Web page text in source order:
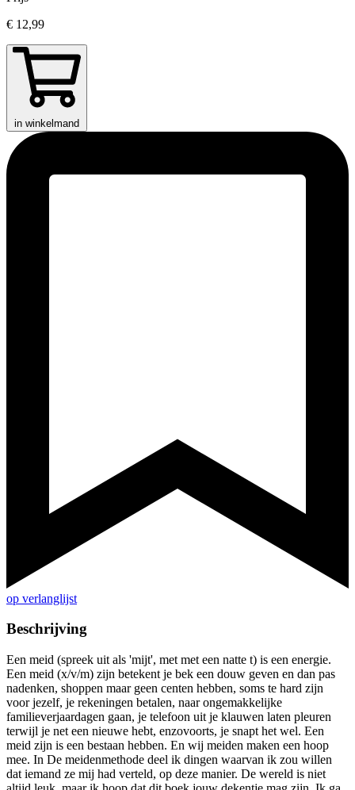
€ 12,99
in winkelmand
op verlanglijst
Beschrijving
Een meid (spreek uit als 'mijt', met met een natte t) is een energie.
Een meid (x/v/m) zijn betekent je bek een douw geven en dan pas
nadenken, shoppen maar geen centen hebben, soms te hard zijn
voor jezelf, je rekeningen betalen, naar ongemakkelijke
familieverjaardagen gaan, je telefoon uit je klauwen laten pleuren
terwijl je net een nieuwe hebt, enzovoorts, je snapt het wel. Een
meid zijn is een bestaan hebben. En wij meiden maken een hoop
mee. In De meidenmethode deel ik dingen waarvan ik zou willen
dat iemand ze mij had verteld, op deze manier. De wereld is niet